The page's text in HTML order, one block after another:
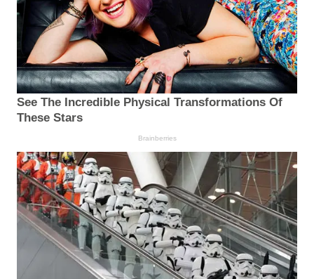
See The Incredible Physical Transformations Of
These Stars
Brainberries